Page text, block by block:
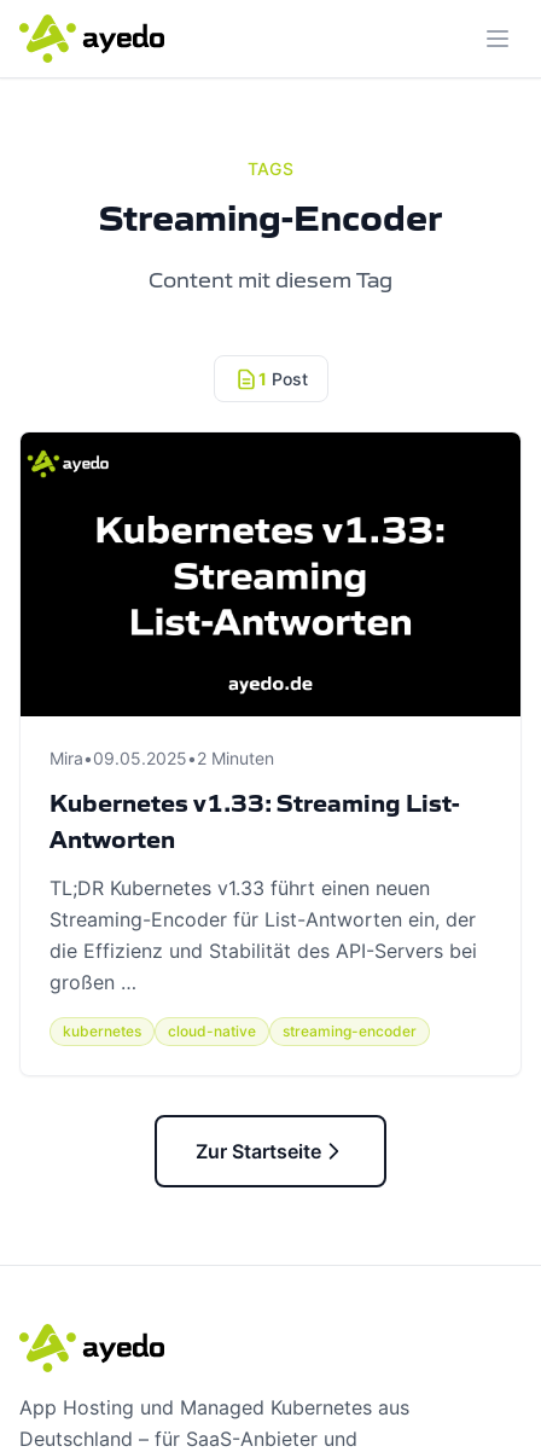
TAGS
Streaming-Encoder
Content mit diesem Tag
1 Post
Mira•09.05.2025•2 Minuten
Kubernetes v1.33: Streaming List-
Antworten
TL;DR Kubernetes v1.33 führt einen neuen
Streaming-Encoder für List-Antworten ein, der
die Effizienz und Stabilität des API-Servers bei
großen …
kubernetes cloud-native streaming-encoder
Zur Startseite
App Hosting und Managed Kubernetes aus
Deutschland – für SaaS-Anbieter und